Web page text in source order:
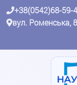
+38(0542)68-59-
вул. Роменська,